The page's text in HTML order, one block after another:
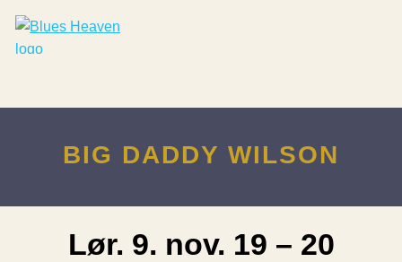
BIG DADDY WILSON
Lør. 9. nov. 19 – 20